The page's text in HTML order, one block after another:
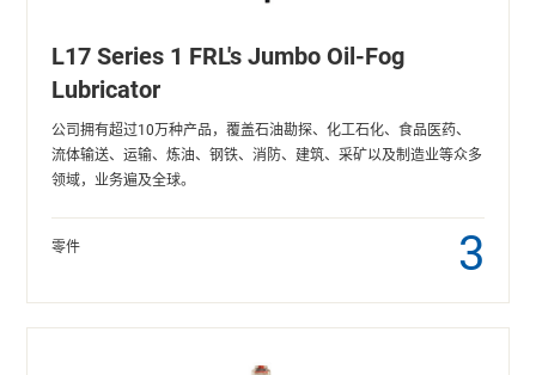
L17 Series 1 FRL's Jumbo Oil-Fog
Lubricator
公司拥有超过10万种产品，覆盖石油勘探、化工石化、食品医药、
流体输送、运输、炼油、钢铁、消防、建筑、采矿以及制造业等众多
领域，业务遍及全球。
零件 3